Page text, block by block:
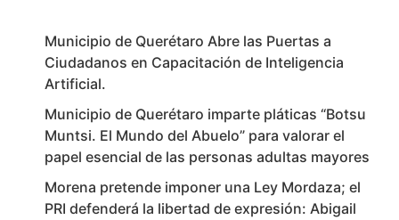
Municipio de Querétaro Abre las Puertas a
Ciudadanos en Capacitación de Inteligencia
Artificial.
Municipio de Querétaro imparte pláticas “Botsu
Muntsi. El Mundo del Abuelo” para valorar el
papel esencial de las personas adultas mayores
Morena pretende imponer una Ley Mordaza; el
PRI defenderá la libertad de expresión: Abigail